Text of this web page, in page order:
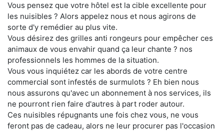
Vous pensez que votre hôtel est la cible excellente pour
les nuisibles ? Alors appelez nous et nous agirons de
sorte d'y remédier au plus vite.
Vous désirez des grilles anti rongeurs pour empêcher ces
animaux de vous envahir quand ça leur chante ? nos
professionnels les hommes de la situation.
Vous vous inquiétez car les abords de votre centre
commercial sont infestés de surmulots ? Eh bien nous
nous assurons qu'avec un abonnement à nos services, ils
ne pourront rien faire d'autres à part roder autour.
Ces nuisibles répugnants une fois chez vous, ne vous
feront pas de cadeau, alors ne leur procurer pas l'occasion